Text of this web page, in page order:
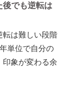
後でも逆転は
転は難しい段階
単位で自分の
印象が変わる余